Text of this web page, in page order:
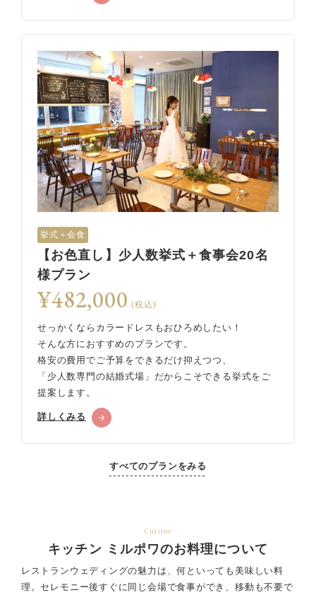
挙式＋会食
【お色直し】少人数挙式＋食事会20名
様プラン
¥482,000 (税込)
せっかくならカラードレスもおひろめしたい！
そんな方におすすめのプランです。
格安の費用でご予算をできるだけ抑えつつ、
「少人数専門の結婚式場」だからこそできる挙式をご
提案します。
詳しくみる
すべてのプランをみる
Cuisine
キッチン ミルポワのお料理について
レストランウェディングの魅力は、何といっても美味しい料
理。セレモニー後すぐに同じ会場で食事ができ、移動も不要で